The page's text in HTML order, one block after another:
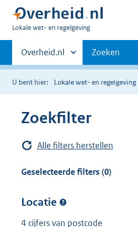
U
hier:
Lokale wet- en regelgeving
Primaire
navigatie
Andere
sites
binnen
Overheid.nl Zoeken
U bent hier: Lokale wet- en regelgeving
Zoekfilter
Alle filters herstellen
Geselecteerde filters (0)
Locatie
4 cijfers van postcode